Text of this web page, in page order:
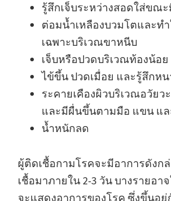
รู้สึกเจ็บระหว่างสอดใส่ขณ
ต่อมน้ำเหลืองบวมโตและท
เฉพาะบริเวณขาหนีบ
เจ็บหรือปวดบริเวณท้องน้อย
ไข้ขึ้น ปวดเมื่อย และรู้สึกหน
ระคายเคืองผิวบริเวณอวัยว
และมีผื่นขึ้นตามมือ แขน แล
น้ำหนักลด
ผู้ติดเชื้อกามโรคจะมีอาการดังก
เชื้อมาภายใน 2-3 วัน บางรายอา
จะแสดงอาการของโรค ซึ่งขึ้นอยู่